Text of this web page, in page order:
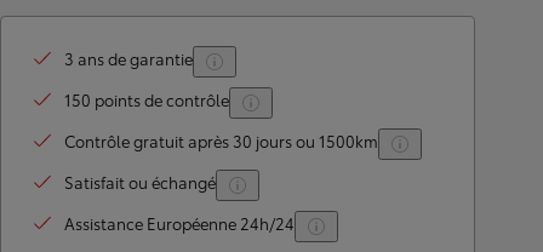
3 ans de garantie
150 points de contrôle
Contrôle gratuit après 30 jours ou 1500km
Satisfait ou échangé
Assistance Européenne 24h/24